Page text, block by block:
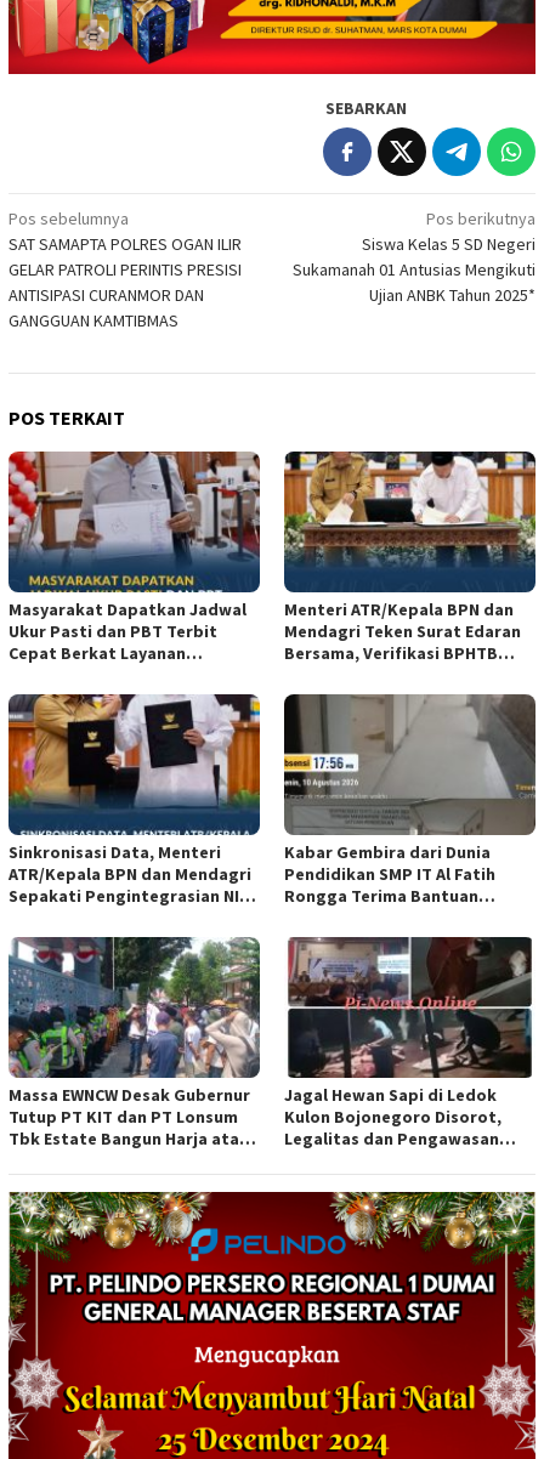
SEBARKAN
Navigasi
pos
Pos sebelumnya
SAT SAMAPTA POLRES OGAN ILIR
GELAR PATROLI PERINTIS PRESISI
ANTISIPASI CURANMOR DAN
GANGGUAN KAMTIBMAS
Pos berikutnya
Siswa Kelas 5 SD Negeri
Sukamanah 01 Antusias Mengikuti
Ujian ANBK Tahun 2025*
POS TERKAIT
Masyarakat Dapatkan Jadwal
Ukur Pasti dan PBT Terbit
Cepat Berkat Layanan
Menteri ATR/Kepala BPN dan
Mendagri Teken Surat Edaran
Bersama, Verifikasi BPHTB
Sinkronisasi Data, Menteri
ATR/Kepala BPN dan Mendagri
Sepakati Pengintegrasian NIB
Kabar Gembira dari Dunia
Pendidikan SMP IT Al Fatih
Rongga Terima Bantuan
Massa EWNCW Desak Gubernur
Tutup PT KIT dan PT Lonsum
Tbk Estate Bangun Harja atas
dan Penyerobotan Lahan
Warga
Jagal Hewan Sapi di Ledok
Kulon Bojonegoro Disorot,
Legalitas dan Pengawasan